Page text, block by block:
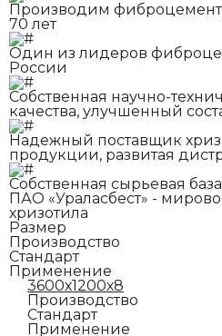
Производим
70 лет
Один из лидеров
России
Собственная научно-
качества, улучшенный
Надежный поставщик
продукции, развитая
Собственная сырьевая
ПАО «Ураласбест» -
хризотила
Размер
Производство
Стандарт
Применение
3600х1200х8
Производство
Стандарт
Применение